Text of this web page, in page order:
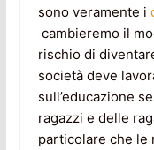
sono veramente i
cambieremo il
rischio di
società deve
sull’educazione
ragazzi e delle
particolare che le